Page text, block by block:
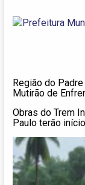
Região do
Mutirão de
Obras do Trem
Paulo terão